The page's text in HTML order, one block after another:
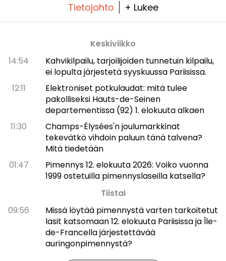
Tietojohto + Lukee
Keskiviikko
14:54
Kahvikilpailu, tarjoilijoiden tunnetuin kilpailu,
ei lopulta järjestetä syyskuussa Pariisissa.
12:11
Elektroniset potkulaudat: mitä tulee
pakolliseksi Hauts-de-Seinen
departementissa (92) 1. elokuuta alkaen
11:30
Champs-Élysées'n joulumarkkinat
tekevätkö vihdoin paluun tänä talvena?
Mitä tiedetään
01:47
Pimennys 12. elokuuta 2026: Voiko vuonna
1999 ostetuilla pimennyslaseilla katsella?
Tiistai
09:56
Missä löytää pimennystä varten tarkoitetut
lasit katsomaan 12. elokuuta Pariisissa ja Île-
de-Francella järjestettävää
auringonpimennystä?